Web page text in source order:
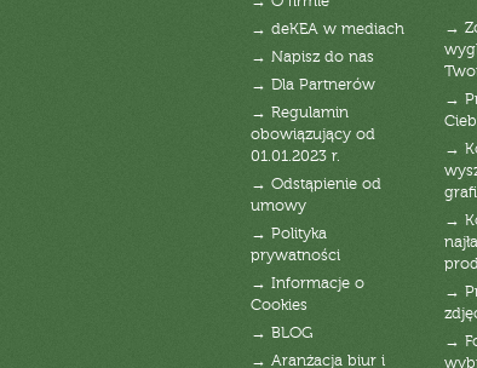
→ deKEA w mediach
→ Napisz do nas
→ Dla Partnerów
→ Regulamin
obowiązujący od
01.01.2023 r.
→ Odstąpienie od
umowy
→ Polityka
prywatności
→ Informacje o
Cookies
→ BLOG
→ Aranżacja biur i
→
→
→
→
→
→